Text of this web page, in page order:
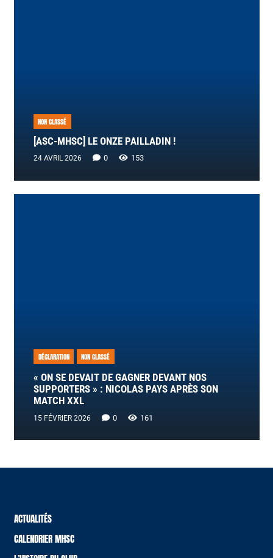
NON CLASSÉ
[ASC-MHSC] LE ONZE PAILLADIN !
24 AVRIL 2026 0 153
DÉCLARATION NON CLASSÉ
« ON SE DEVAIT DE GAGNER DEVANT NOS
SUPPORTERS » : NICOLAS PAYS APRÈS SON
MATCH XXL
15 FÉVRIER 2026 0 161
ACTUALITÉS
CALENDRIER MHSC